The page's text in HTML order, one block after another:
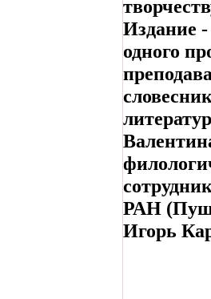
Издание
одного
РАН
Игорь